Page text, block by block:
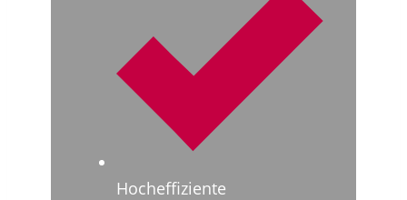
Hocheffiziente